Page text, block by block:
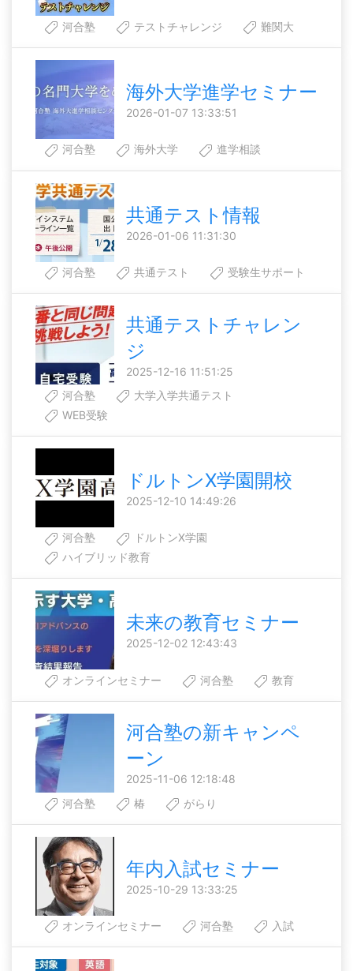
河合塾 テストチャレンジ 難関大
海外大学進学セミナー
2026-01-07 13:33:51
河合塾 海外大学 進学相談
共通テスト情報
2026-01-06 11:31:30
河合塾 共通テスト 受験生サポート
共通テストチャレン
ジ
2025-12-16 11:51:25
河合塾
大学入学共通テスト
WEB受験
ドルトンX学園開校
2025-12-10 14:49:26
河合塾
ドルトンX学園
ハイブリッド教育
未来の教育セミナー
2025-12-02 12:43:43
オンラインセミナー 河合塾 教育
河合塾の新キャンペ
ーン
2025-11-06 12:18:48
河合塾
椿 がらり
年内入試セミナー
2025-10-29 13:33:25
オンラインセミナー 河合塾 入試